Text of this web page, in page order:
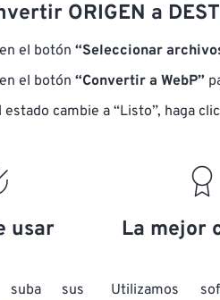
ORIGEN a
el botón “Seleccionar
el botón “Convertir a WebP”
estado cambie a “Listo”, haga
usar
suba sus
La mejor
Utilizamos